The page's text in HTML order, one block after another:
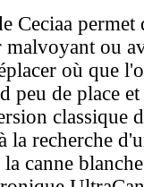
Ceciaa
malvoyant ou
où que
peu de place
classique
la recherche
canne